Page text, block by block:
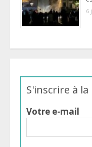
6
S'inscrire à
Votre e-mail